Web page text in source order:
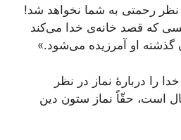
نظر رحمتی به شما نخواهد شد!
که قصد خانه‌ی خدا می‌کند
گذشته او آمرزیده می‌شود.»
را دربارۀ نماز در نظر
است، حقّاً نماز ستون دین